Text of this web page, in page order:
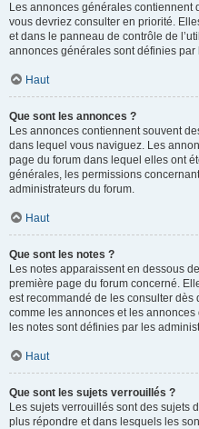
Les annonces générales contiennent
vous devriez consulter en priorité.
et dans le panneau de contrôle de
annonces générales sont définies
Haut
Que sont les annonces ?
Les annonces contiennent souvent
dans lequel vous naviguez. Les
page du forum dans lequel elles ont
générales, les permissions
administrateurs du forum.
Haut
Que sont les notes ?
Les notes apparaissent en dessous
première page du forum concerné.
est recommandé de les consulter
comme les annonces et les
les notes sont définies par les
Haut
Que sont les sujets verrouillés ?
Les sujets verrouillés sont des sujets
plus répondre et dans lesquels les